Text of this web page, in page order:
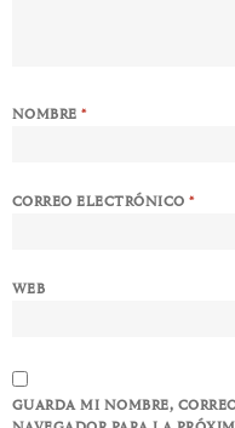
NOMBRE*
CORREO ELECTRÓNICO*
WEB
GUARDA MI NOMBRE,